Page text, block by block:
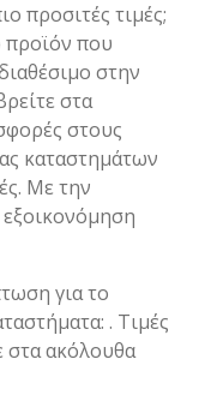
προσιτές τιμές;
που
στην
στα
στους
καταστημάτων
Με την
εξοικονόμηση
για το
. Τιμές
στα ακόλουθα